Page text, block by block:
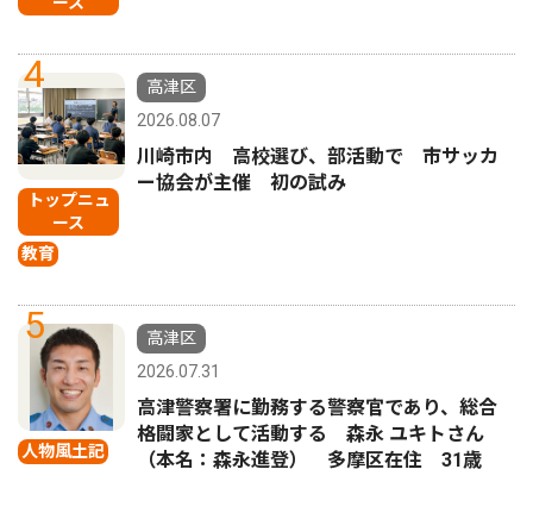
4
トップニュ
ース
教育
高津区
2026.08.07
川崎市内 高校選び、部活動で 市サッカ
ー協会が主催 初の試み
5
人物風土記
高津区
2026.07.31
高津警察署に勤務する警察官であり、総合
格闘家として活動する 森永 ユキトさん
（本名：森永進登） 多摩区在住 31歳